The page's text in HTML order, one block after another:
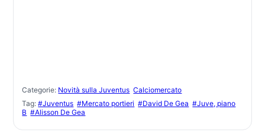
Categorie: Novità sulla Juventus Calciomercato
Tag:#Juventus #Mercato portieri #David De Gea #Juve, piano
B #Alisson De Gea